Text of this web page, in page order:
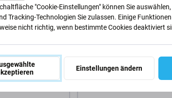
Essential, Pro,
1S, 2 M365, Essential, Pro,
Pro 2 - Reflexaufkleber (B)
NACHESTELLUNG
Zum Warenkorb
"Cookie-Einstellungen" können Sie
Tracking-Technologien Sie zulassen. Einige
nicht richtig, wenn bestimmte Cookies deaktiviert
Einstellungen ändern